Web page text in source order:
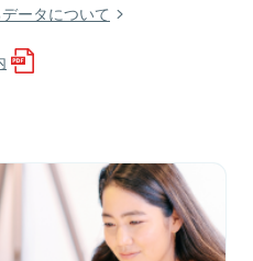
ータについて